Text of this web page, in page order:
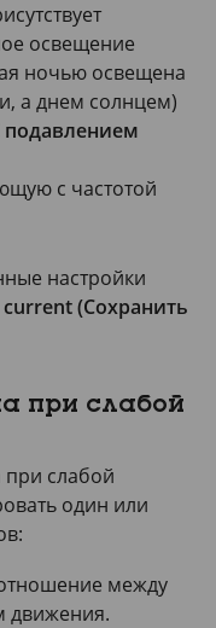
освещение
ночью освещена
а днем солнцем)
подавлением
с частотой
настройки
(Сохранить
при слабой
слабой
один или
между
движения.